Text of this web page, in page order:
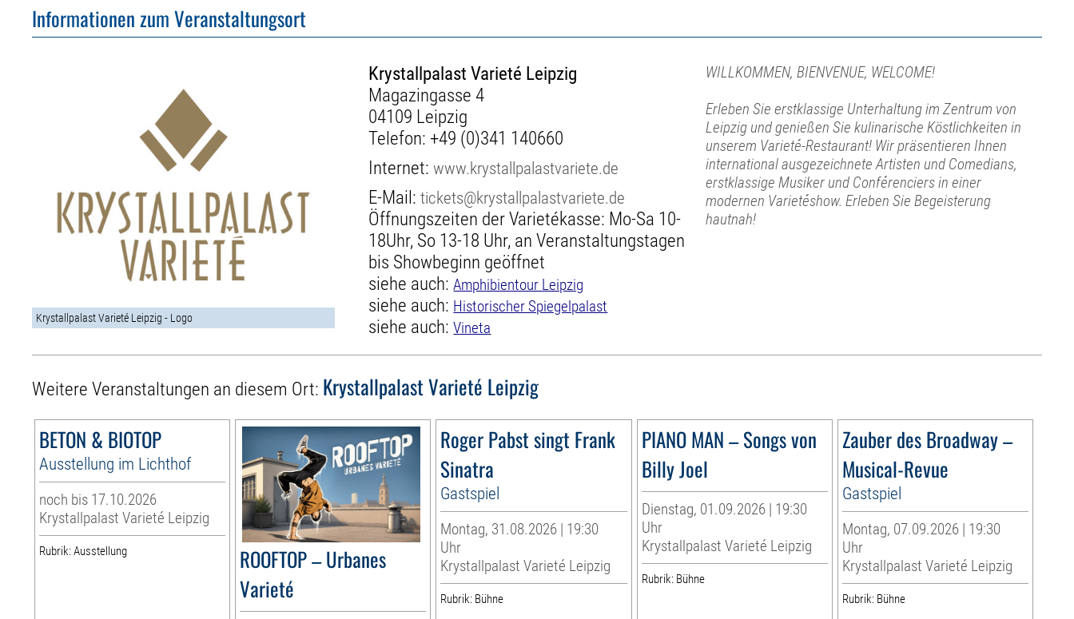
Informationen zum Veranstaltungsort
Krystallpalast Varieté Leipzig - Logo
Krystallpalast Varieté Leipzig
Magazingasse 4
04109 Leipzig
Telefon: +49 (0)341 140660
Internet:www.krystallpalastvariete.de
E-Mail:tickets@krystallpalastvariete.de
Öffnungszeiten der Varietékasse: Mo-Sa 10-
18Uhr, So 13-18 Uhr, an Veranstaltungstagen
bis Showbeginn geöffnet
siehe auch:Amphibientour Leipzig
siehe auch: Historischer Spiegelpalast
siehe auch:Vineta
WILLKOMMEN, BIENVENUE, WELCOME!
Erleben Sie erstklassige Unterhaltung im Zentrum von
Leipzig und genießen Sie kulinarische Köstlichkeiten in
unserem Varieté-Restaurant! Wir präsentieren Ihnen
international ausgezeichnete Artisten und Comedians,
erstklassige Musiker und Conférenciers in einer
modernen Varietéshow. Erleben Sie Begeisterung
hautnah!
Weitere Veranstaltungen an diesem Ort: Krystallpalast Varieté Leipzig
BETON & BIOTOP
Ausstellung im Lichthof
noch bis 17.10.2026
Krystallpalast Varieté Leipzig
Rubrik: Ausstellung
ROOFTOP – Urbanes
Varieté
Roger Pabst singt Frank
Sinatra
Gastspiel
Montag, 31.08.2026 | 19:30
Uhr
Krystallpalast Varieté Leipzig
Rubrik: Bühne
PIANO MAN – Songs von
Billy Joel
Dienstag, 01.09.2026 | 19:30
Uhr
Krystallpalast Varieté Leipzig
Rubrik: Bühne
Zauber des Broadway –
Musical-Revue
Gastspiel
Montag, 07.09.2026 | 19:30
Uhr
Krystallpalast Varieté Leipzig
Rubrik: Bühne